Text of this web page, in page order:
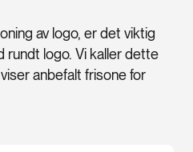
av logo, er det viktig
rundt logo. Vi kaller dette
anbefalt frisone for